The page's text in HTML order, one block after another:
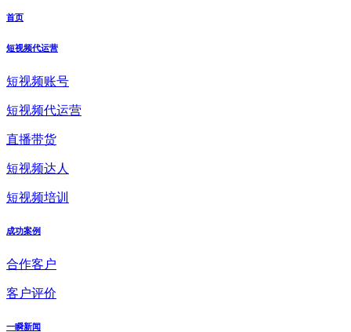
首页
短视频代运营
短视频账号
短视频代运营
直播带货
短视频达人
短视频培训
成功案例
合作客户
客户评价
一瞬新闻